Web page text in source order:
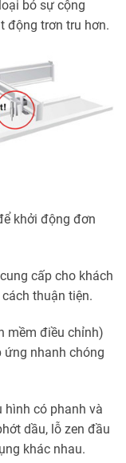
bỏ sự cộng
động trơn tru hơn.
khởi động đơn
cấp cho khách
thuận tiện.
mềm điều chỉnh)
nhanh chóng
hình có phanh và
dầu, lỗ zen đầu
khác nhau.